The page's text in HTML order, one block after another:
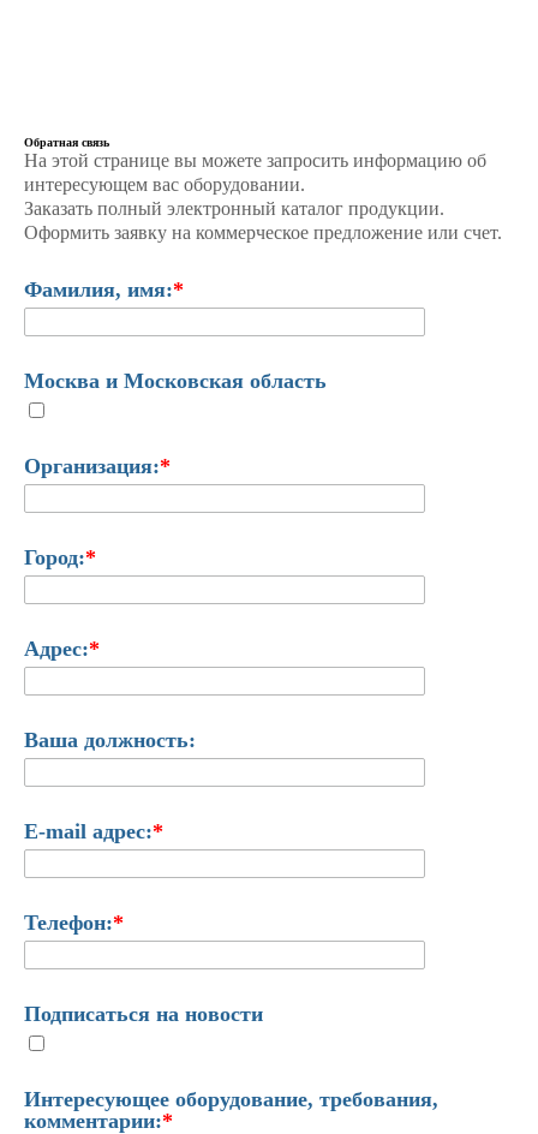
Обратная связь
На этой странице вы можете запросить информацию об
интересующем вас оборудовании.
Заказать полный электронный каталог продукции.
Оформить заявку на коммерческое предложение или счет.
Фамилия, имя:*
Москва и Московская область
Организация:*
Город:*
Адрес:*
Ваша должность:
E-mail адрес:*
Телефон:*
Подписаться на новости
Интересующее оборудование, требования,
комментарии:*